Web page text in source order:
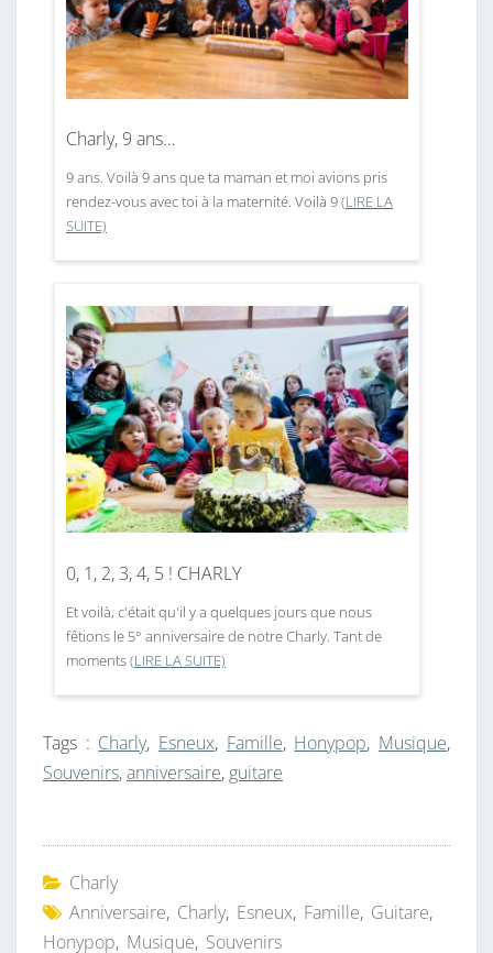
Charly, 9 ans…
9 ans. Voilà 9 ans que ta maman et moi avions pris
rendez-vous avec toi à la maternité. Voilà 9(LIRE LA
SUITE)
0, 1, 2, 3, 4, 5 ! CHARLY
Et voilà, c'était qu'il y a quelques jours que nous
fêtions le 5° anniversaire de notre Charly. Tant de
moments(LIRE LA SUITE)
Tags : Charly, Esneux, Famille, Honypop, Musique,
Souvenirs,anniversaire, guitare
Charly
Anniversaire, Charly, Esneux, Famille, Guitare,
Honypop, Musique, Souvenirs